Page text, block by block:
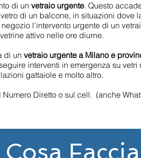
di un vetraio urgente. Questo
di un balcone, in situazioni dove
l'intervento urgente di un
attivo nelle ore diurne.
di un vetraio urgente a Milano e
interventi in emergenza su
gattaiole e molto altro.
Diretto o sul cell. (anche
Cosa